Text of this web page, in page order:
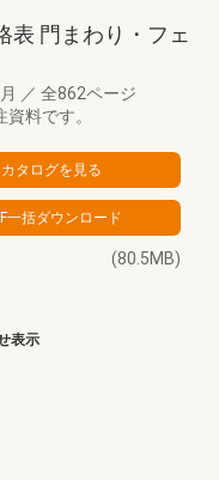
表 門まわり・フェ
／ 全862ページ
料です。
(80.5MB)
表示